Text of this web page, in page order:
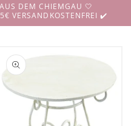
DEM CHIEMGAU 🤍
VERSANDKOSTENFREI ✔️